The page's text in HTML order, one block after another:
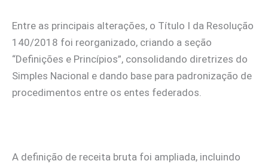
Entre as principais alterações, o Título I da Resolução
140/2018 foi reorganizado, criando a seção
“Definições e Princípios”, consolidando diretrizes do
Simples Nacional e dando base para padronização de
procedimentos entre os entes federados.
A definição de receita bruta foi ampliada, incluindo